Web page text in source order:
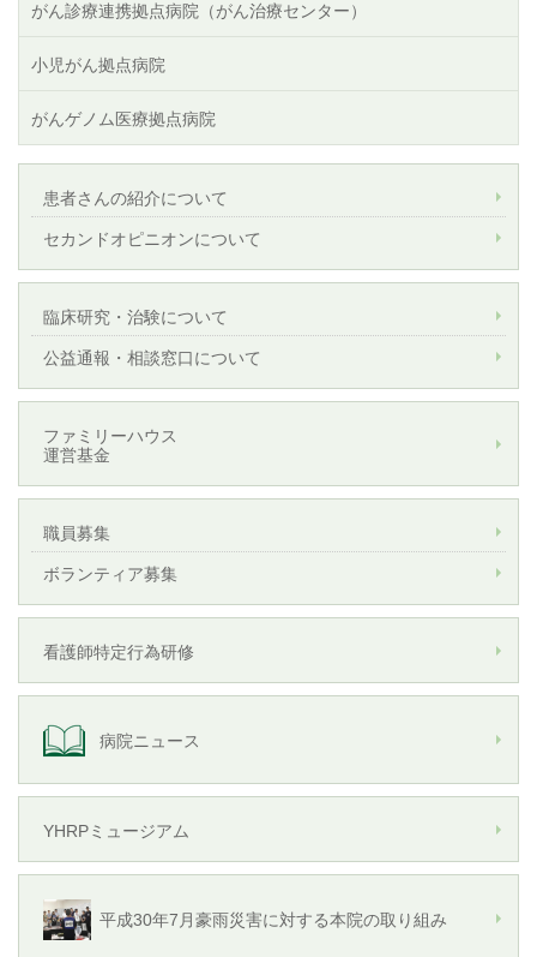
がん診療連携拠点病院（がん治療センター）
小児がん拠点病院
がんゲノム医療拠点病院
患者さんの紹介について
セカンドオピニオンについて
臨床研究・治験について
公益通報・相談窓口について
ファミリーハウス
運営基金
職員募集
ボランティア募集
看護師特定行為研修
病院ニュース
YHRPミュージアム
平成30年7月豪雨災害に対する本院の取り組み